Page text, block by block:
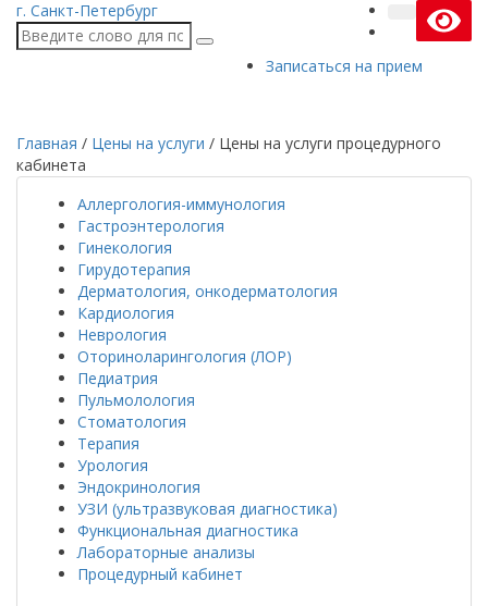
г. Санкт-Петербург
Записаться на прием
Главная / Цены на услуги / Цены на услуги процедурного
кабинета
Аллергология-иммунология
Гастроэнтерология
Гинекология
Гирудотерапия
Дерматология, онкодерматология
Кардиология
Неврология
Оториноларингология (ЛОР)
Педиатрия
Пульмолология
Стоматология
Терапия
Урология
Эндокринология
УЗИ (ультразвуковая диагностика)
Функциональная диагностика
Лабораторные анализы
Процедурный кабинет